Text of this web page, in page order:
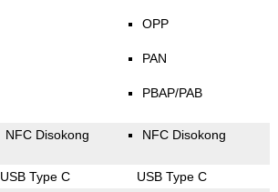
OPP
PAN
PBAP/PAB
NFC Disokong NFC Disokong
USB Type C USB Type C